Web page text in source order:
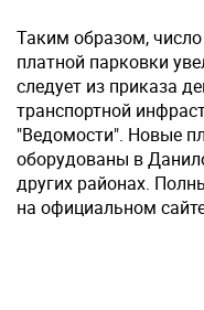
Таким образом,
платной парковки
следует из приказа
транспортной
"Ведомости". Новые
оборудованы в
других районах.
на официальном